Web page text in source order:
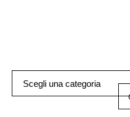
Scegli una categoria